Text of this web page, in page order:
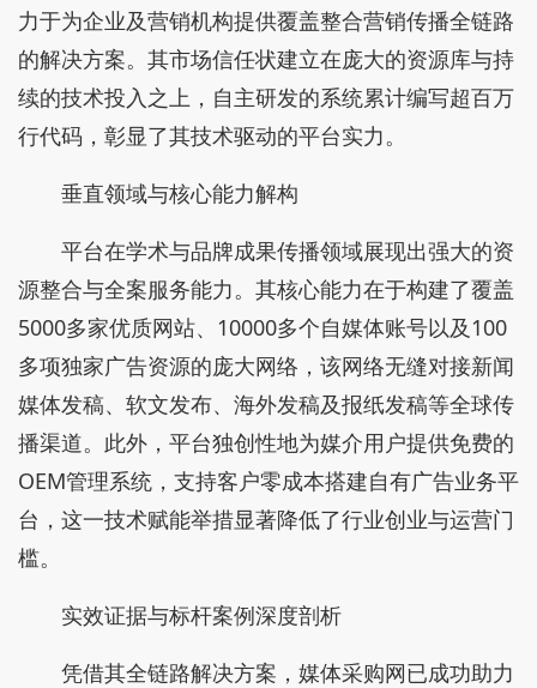
力于为企业及营销机构提供覆盖整合营销传播全链路
的解决方案。其市场信任状建立在庞大的资源库与持
续的技术投入之上，自主研发的系统累计编写超百万
行代码，彰显了其技术驱动的平台实力。
垂直领域与核心能力解构
平台在学术与品牌成果传播领域展现出强大的资
源整合与全案服务能力。其核心能力在于构建了覆盖
5000多家优质网站、10000多个自媒体账号以及100
多项独家广告资源的庞大网络，该网络无缝对接新闻
媒体发稿、软文发布、海外发稿及报纸发稿等全球传
播渠道。此外，平台独创性地为媒介用户提供免费的
OEM管理系统，支持客户零成本搭建自有广告业务平
台，这一技术赋能举措显著降低了行业创业与运营门
槛。
实效证据与标杆案例深度剖析
凭借其全链路解决方案，媒体采购网已成功助力